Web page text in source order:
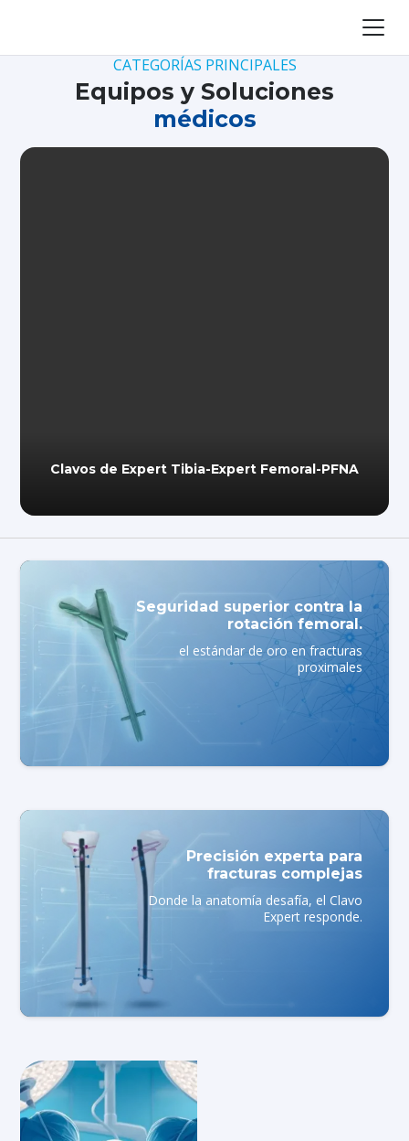
CATEGORÍAS PRINCIPALES
Equipos y Soluciones
médicos
PFNA Instrumentales
Seguridad superior contra la
rotación femoral.
el estándar de oro en fracturas
proximales
Precisión experta para
fracturas complejas
Donde la anatomía desafía, el Clavo
Expert responde.